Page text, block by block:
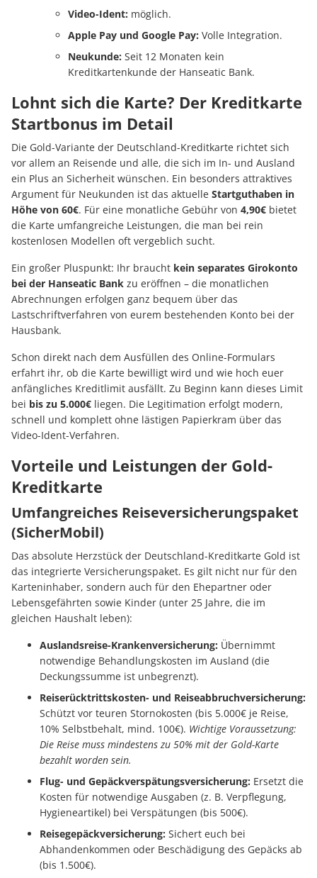
Video-Ident: möglich.
Apple Pay und Google Pay: Volle Integration.
Neukunde: Seit 12 Monaten kein
Kreditkartenkunde der Hanseatic Bank.
Lohnt sich die Karte? Der Kreditkarte
Startbonus im Detail
Die Gold-Variante der Deutschland-Kreditkarte richtet sich
vor allem an Reisende und alle, die sich im In- und Ausland
ein Plus an Sicherheit wünschen. Ein besonders attraktives
Argument für Neukunden ist das aktuelle Startguthaben in
Höhe von 60€. Für eine monatliche Gebühr von 4,90€ bietet
die Karte umfangreiche Leistungen, die man bei rein
kostenlosen Modellen oft vergeblich sucht.
Ein großer Pluspunkt: Ihr braucht kein separates Girokonto
bei der Hanseatic Bank zu eröffnen – die monatlichen
Abrechnungen erfolgen ganz bequem über das
Lastschriftverfahren von eurem bestehenden Konto bei der
Hausbank.
Schon direkt nach dem Ausfüllen des Online-Formulars
erfahrt ihr, ob die Karte bewilligt wird und wie hoch euer
anfängliches Kreditlimit ausfällt. Zu Beginn kann dieses Limit
bei bis zu 5.000€ liegen. Die Legitimation erfolgt modern,
schnell und komplett ohne lästigen Papierkram über das
Video-Ident-Verfahren.
Vorteile und Leistungen der Gold-
Kreditkarte
Umfangreiches Reiseversicherungspaket
(SicherMobil)
Das absolute Herzstück der Deutschland-Kreditkarte Gold ist
das integrierte Versicherungspaket. Es gilt nicht nur für den
Karteninhaber, sondern auch für den Ehepartner oder
Lebensgefährten sowie Kinder (unter 25 Jahre, die im
gleichen Haushalt leben):
Auslandsreise-Krankenversicherung: Übernimmt
notwendige Behandlungskosten im Ausland (die
Deckungssumme ist unbegrenzt).
Reiserücktrittskosten- und Reiseabbruchversicherung:
Schützt vor teuren Stornokosten (bis 5.000€ je Reise,
10% Selbstbehalt, mind. 100€). Wichtige Voraussetzung:
Die Reise muss mindestens zu 50% mit der Gold-Karte
bezahlt worden sein.
Flug- und Gepäckverspätungsversicherung: Ersetzt die
Kosten für notwendige Ausgaben (z. B. Verpflegung,
Hygieneartikel) bei Verspätungen (bis 500€).
Reisegepäckversicherung: Sichert euch bei
Abhandenkommen oder Beschädigung des Gepäcks ab
(bis 1.500€).